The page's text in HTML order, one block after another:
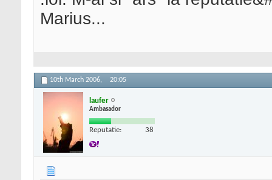
Marius...
10th March 2006, 20:05
laufer
Ambasador
Reputatie: 38